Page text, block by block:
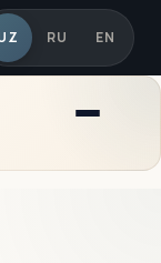
RU EN